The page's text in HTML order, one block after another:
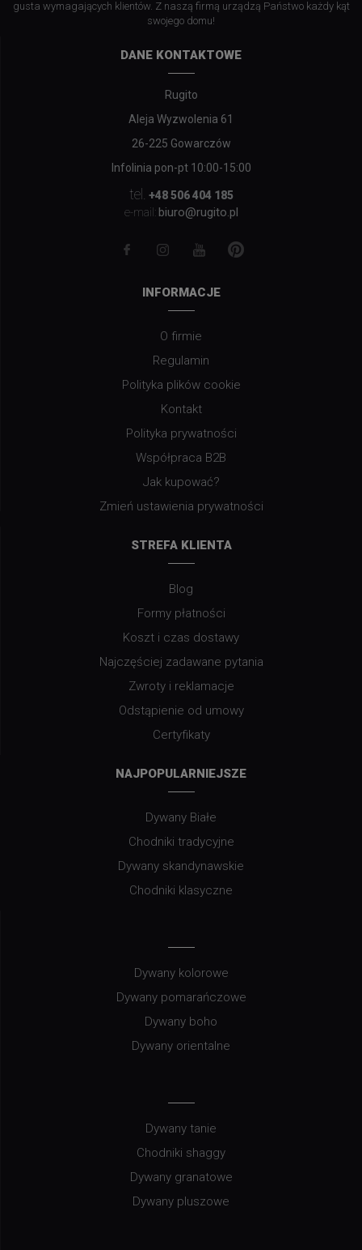
gusta wymagających klientów. Z naszą firmą urządzą Państwo każdy kąt
swojego domu!
DANE KONTAKTOWE
Rugito
Aleja Wyzwolenia 61
26-225 Gowarczów
Infolinia pon-pt 10:00-15:00
tel.
+48 506 404 185
e-mail: biuro@rugito.pl
INFORMACJE
O firmie
Regulamin
Polityka plików cookie
Kontakt
Polityka prywatności
Współpraca B2B
Jak kupować?
Zmień ustawienia prywatności
STREFA KLIENTA
Blog
Formy płatności
Koszt i czas dostawy
Najczęściej zadawane pytania
Zwroty i reklamacje
Odstąpienie od umowy
Certyfikaty
NAJPOPULARNIEJSZE
Dywany Białe
Chodniki tradycyjne
Dywany skandynawskie
Chodniki klasyczne
Dywany kolorowe
Dywany pomarańczowe
Dywany boho
Dywany orientalne
Dywany tanie
Chodniki shaggy
Dywany granatowe
Dywany pluszowe